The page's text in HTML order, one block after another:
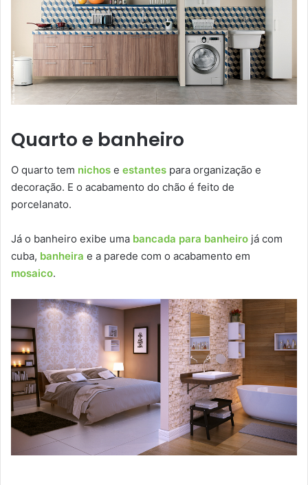
Quarto e banheiro
O quarto tem nichos e estantes para organização e
decoração. E o acabamento do chão é feito de
porcelanato.
Já o banheiro exibe uma bancada para banheiro já com
cuba, banheira e a parede com o acabamento em
mosaico.